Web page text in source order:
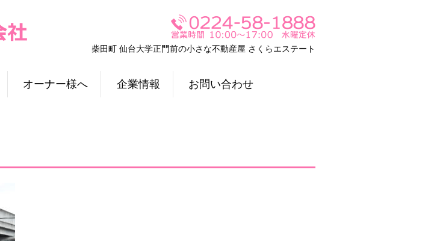
柴田町 仙台大学正門前の小さな不動産屋 さくらエステート
オーナー様へ 企業情報 お問い合わせ